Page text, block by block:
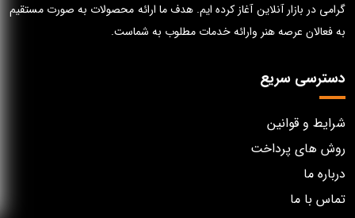
گرامی در بازار آنلاین آغاز کرده ایم. هدف ما ارائه محصولات به صورت مستقیم
به فعالان عرصه هنر وارائه خدمات مطلوب به شماست.
دسترسی سریع
شرایط و قوانین
روش های پرداخت
درباره ما
تماس با ما